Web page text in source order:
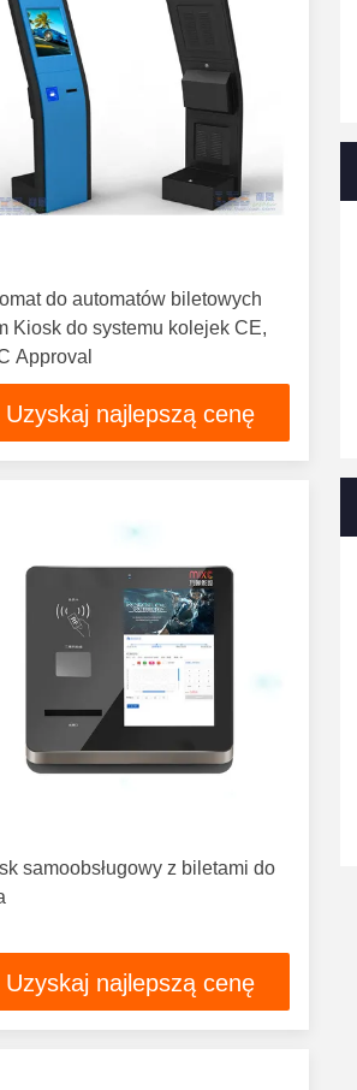
do automatów biletowych
Kiosk do systemu kolejek CE,
Approval
Uzyskaj najlepszą cenę
samoobsługowy z biletami do
Uzyskaj najlepszą cenę